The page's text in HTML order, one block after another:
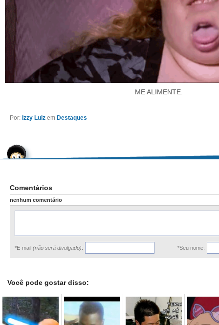
ME ALIMENTE.
Por: Izzy Lulz em Destaques
Comentários
nenhum comentário
*E-mail (não será divulgado): *Seu nome:
Você pode gostar disso: